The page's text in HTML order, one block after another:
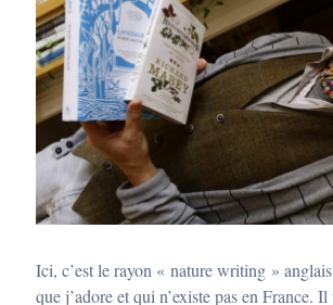
Ici, c’est le rayon « nature writing »
que j’adore et qui n’existe pas en France.